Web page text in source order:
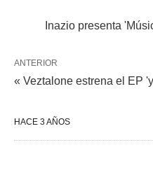
Inazio presenta
ANTERIOR
« Veztalone estrena el EP
HACE 3 AÑOS